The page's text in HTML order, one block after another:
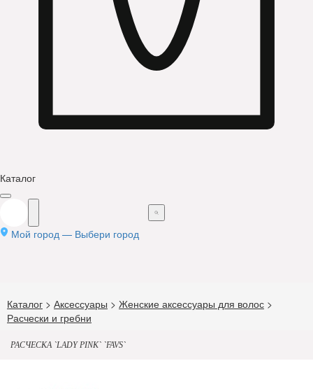
Каталог
Мой город — Выбери город
Каталог > Аксессуары > Женские аксессуары для волос >
Расчески и гребни
РАСЧЕСКА `LADY PINK` `FAVS`